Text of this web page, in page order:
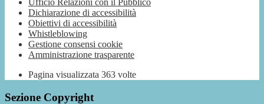
Ufficio Relazioni con il Pubblico
Dichiarazione di accessibilità
Obiettivi di accessibilità
Whistleblowing
Gestione consensi cookie
Amministrazione trasparente
Pagina visualizzata 363 volte
Sezione Copyright